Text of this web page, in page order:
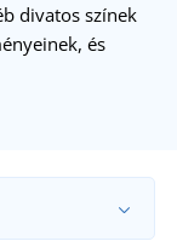
divatos színek
és